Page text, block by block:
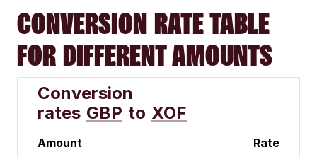
CONVERSION RATE TABLE
FOR DIFFERENT AMOUNTS
Conversion
rates GBP to XOF
Amount Rate